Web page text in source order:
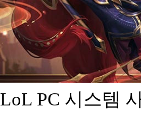
LoL PC 시스템